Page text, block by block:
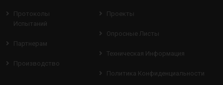
Протоколы
Испытаний
Партнерам
Производство
Проекты
Опросные Листы
Техническая Информация
Политика Конфиденциальности